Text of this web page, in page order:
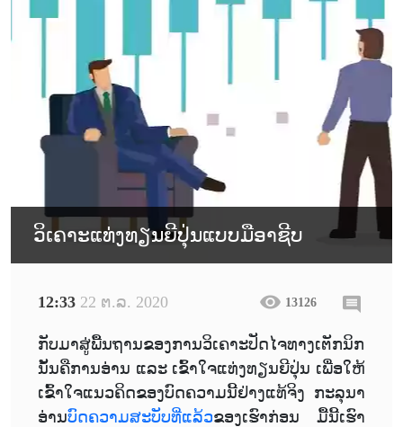
ວິເຄາະແທ່ງທຽນຍີປຸ່ນແບບມືອາຊີບ
12:33 22 ຕ.ລ. 2020 13126
ກັບມາສູ່ພື້ນຖານຂອງການວິເຄາະປັດໄຈທາງເຕັກນິກ
ນັ້ນຄືການອ່ານ ແລະ ເຂົ້າໃຈແທ່ງທຽນຍີປຸ່ນ ເພື່ອໃຫ້
ເຂົ້າໃຈແນວຄິດຂອງບົດຄວາມນີ້ຢ່າງແທ້ຈິງ ກະລຸນາ
ອ່ານບົດຄວາມສະບັບທີ່ແລ້ວຂອງເຮົາກ່ອນ ມື້ນີ້ເຮົາ